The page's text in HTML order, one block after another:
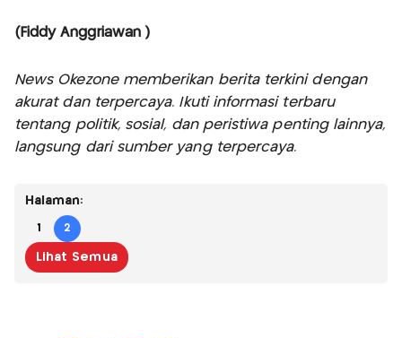
(Fiddy Anggriawan )
News Okezone memberikan berita terkini dengan
akurat dan terpercaya. Ikuti informasi terbaru
tentang politik, sosial, dan peristiwa penting lainnya,
langsung dari sumber yang terpercaya.
Halaman:
1 2
Lihat Semua